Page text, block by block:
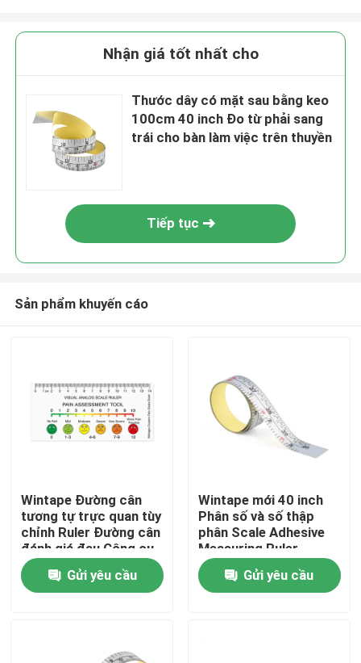
Trang chủ
Về chúng tôi
Nhận giá tốt nhất cho
Thước dây có mặt sau bằng keo
100cm 40 inch Đo từ phải sang
trái cho bàn làm việc trên thuyền
Tiếp tục
Sản phẩm khuyến cáo
Wintape Đường cân
tương tự trực quan tùy
chỉnh Ruler Đường cân
đánh giá đau Công cụ
Đường cân đánh giá
bằng lời Wong-Baker
băng trong bệnh viện
Gửi yêu cầu
Wintape mới 40 inch
Phân số và số thập
phân Scale Adhesive
Measuring Ruler
Waterproof Sticker
Measuring Tape
Gửi yêu cầu